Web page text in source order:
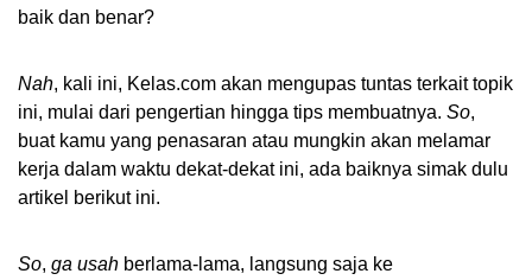
baik dan benar?
Nah, kali ini, Kelas.com akan mengupas tuntas terkait topik
ini, mulai dari pengertian hingga tips membuatnya. So,
buat kamu yang penasaran atau mungkin akan melamar
kerja dalam waktu dekat-dekat ini, ada baiknya simak dulu
artikel berikut ini.
So, ga usah berlama-lama, langsung saja ke